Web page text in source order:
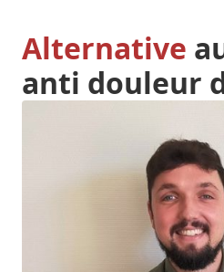
Alternative
anti douleur